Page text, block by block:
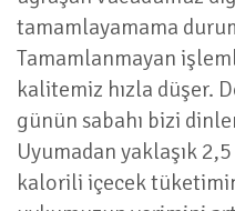
tamamlayamama
Tamamlanmayan
kalitemiz hızla düşer.
günün sabahı bizi
Uyumadan yaklaşık
kalorili içecek